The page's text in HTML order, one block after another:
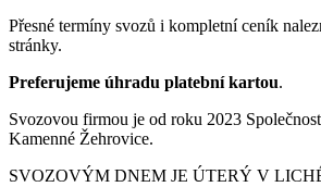
Přesné termíny svozů i kompletní ceník
stránky.
Preferujeme úhradu platební kartou.
Svozovou firmou je od roku 2023
Kamenné Žehrovice.
SVOZOVÝM DNEM JE ÚTERÝ V